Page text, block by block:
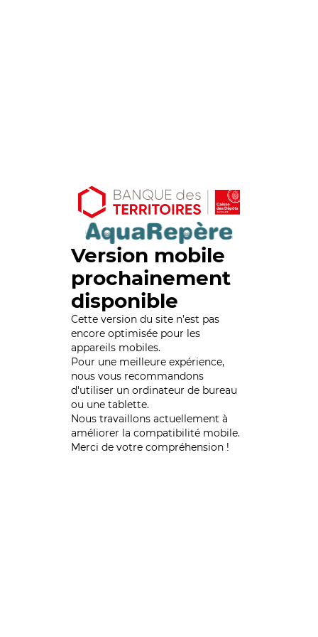
Version mobile
prochainement
disponible
Cette version du site n’est pas
encore optimisée pour les
appareils mobiles.
Pour une meilleure expérience,
nous vous recommandons
d'utiliser un ordinateur de bureau
ou une tablette.
Nous travaillons actuellement à
améliorer la compatibilité mobile.
Merci de votre compréhension !